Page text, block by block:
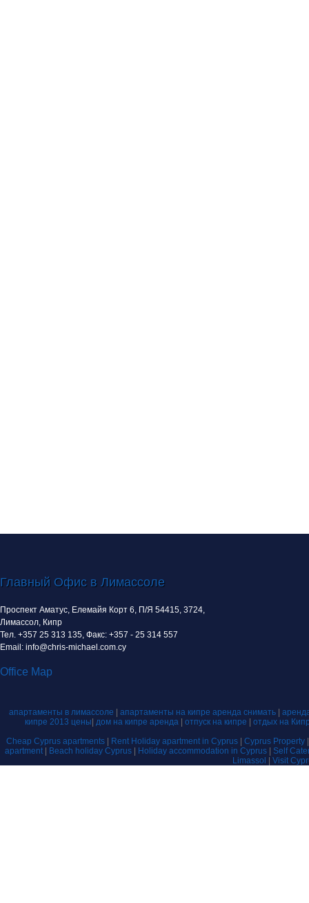
Главный Офис в Лимассоле
Проспект Аматус, Елемайя Корт 6, П/Я 54415, 3724,
Лимассол, Кипр
Тел. +357 25 313 135, Факс: +357 - 25 314 557
Email: info@chris-michael.com.cy
Office Map
апартаменты в лимассоле апартаменты на кипре аренда снимать
кипре 2013 цены дом на кипре аренда отпуск на кипре
отдых на
Cheap Cyprus apartments
Rent Holiday apartment in Cyprus Cyprus Property
apartment
Beach holiday Cyprus Holiday accommodation in Cyprus
Self
Limassol
Visit